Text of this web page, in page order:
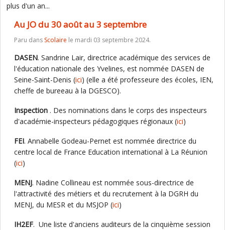
plus d'un an...
Au JO du 30 août au 3 septembre
Paru dans Scolaire le mardi 03 septembre 2024.
DASEN. Sandrine Lair, directrice académique des services de
l'éducation nationale des Yvelines, est nommée DASEN de
Seine-Saint-Denis (ici) (elle a été professeure des écoles, IEN,
cheffe de bureeau à la DGESCO).
Inspection . Des nominations dans le corps des inspecteurs
d'académie-inspecteurs pédagogiques régionaux (ici)
FEI. Annabelle Godeau-Pernet est nommée directrice du
centre local de France Education international à La Réunion
(ici)
MENJ. Nadine Collineau est nommée sous-directrice de
l'attractivité des métiers et du recrutement à la DGRH du
MENJ, du MESR et du MSJOP (ici)
IH2EF. Une liste d'anciens auditeurs de la cinquième session